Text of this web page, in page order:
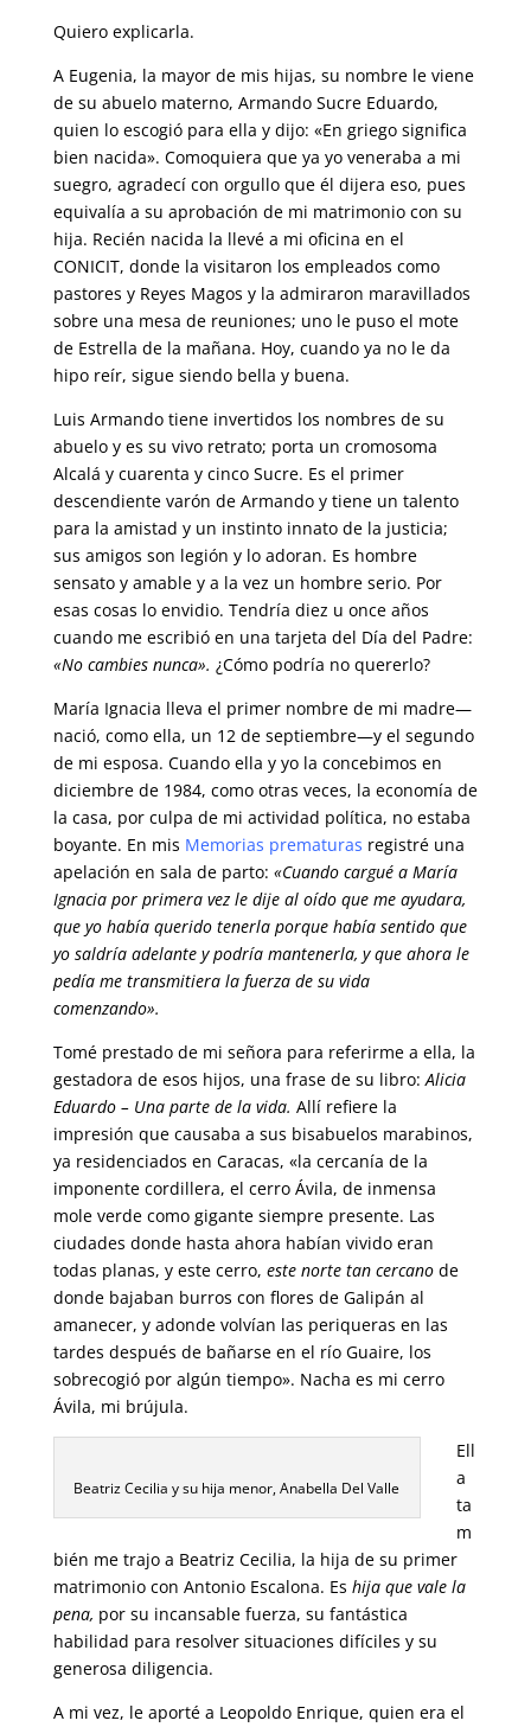
Quiero explicarla.
A Eugenia, la mayor de mis hijas, su nombre le viene
de su abuelo materno, Armando Sucre Eduardo,
quien lo escogió para ella y dijo: «En griego significa
bien nacida». Comoquiera que ya yo veneraba a mi
suegro, agradecí con orgullo que él dijera eso, pues
equivalía a su aprobación de mi matrimonio con su
hija. Recién nacida la llevé a mi oficina en el
CONICIT, donde la visitaron los empleados como
pastores y Reyes Magos y la admiraron maravillados
sobre una mesa de reuniones; uno le puso el mote
de Estrella de la mañana. Hoy, cuando ya no le da
hipo reír, sigue siendo bella y buena.
Luis Armando tiene invertidos los nombres de su
abuelo y es su vivo retrato; porta un cromosoma
Alcalá y cuarenta y cinco Sucre. Es el primer
descendiente varón de Armando y tiene un talento
para la amistad y un instinto innato de la justicia;
sus amigos son legión y lo adoran. Es hombre
sensato y amable y a la vez un hombre serio. Por
esas cosas lo envidio. Tendría diez u once años
cuando me escribió en una tarjeta del Día del Padre:
«No cambies nunca». ¿Cómo podría no quererlo?
María Ignacia lleva el primer nombre de mi madre—
nació, como ella, un 12 de septiembre—y el segundo
de mi esposa. Cuando ella y yo la concebimos en
diciembre de 1984, como otras veces, la economía de
la casa, por culpa de mi actividad política, no estaba
boyante. En mis Memorias prematuras registré una
apelación en sala de parto: «Cuando cargué a María
Ignacia por primera vez le dije al oído que me ayudara,
que yo había querido tenerla porque había sentido que
yo saldría adelante y podría mantenerla, y que ahora le
pedía me transmitiera la fuerza de su vida
comenzando».
Tomé prestado de mi señora para referirme a ella, la
gestadora de esos hijos, una frase de su libro:Alicia
Eduardo – Una parte de la vida. Allí refiere la
impresión que causaba a sus bisabuelos marabinos,
ya residenciados en Caracas, «la cercanía de la
imponente cordillera, el cerro Ávila, de inmensa
mole verde como gigante siempre presente. Las
ciudades donde hasta ahora habían vivido eran
todas planas, y este cerro, este norte tan cercanode
donde bajaban burros con flores de Galipán al
amanecer, y adonde volvían las periqueras en las
tardes después de bañarse en el río Guaire, los
sobrecogió por algún tiempo». Nacha es mi cerro
Ávila, mi brújula.
Beatriz Cecilia y su hija menor, Anabella Del Valle
Ell
a
ta
m
bién me trajo a Beatriz Cecilia, la hija de su primer
matrimonio con Antonio Escalona. Es hija que vale la
pena, por su incansable fuerza, su fantástica
habilidad para resolver situaciones difíciles y su
generosa diligencia.
A mi vez, le aporté a Leopoldo Enrique, quien era el